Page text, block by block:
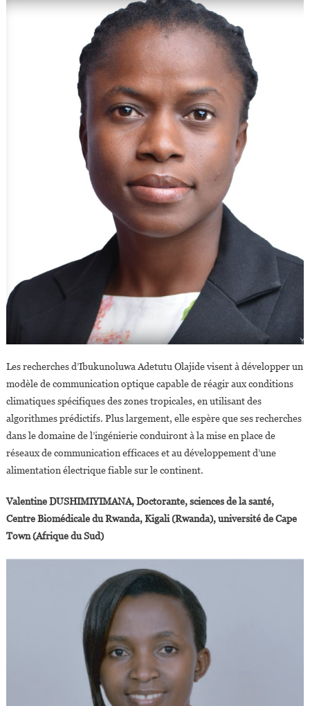
Les recherches d’Ibukunoluwa Adetutu Olajide visent à développer un
modèle de communication optique capable de réagir aux conditions
climatiques spécifiques des zones tropicales, en utilisant des
algorithmes prédictifs. Plus largement, elle espère que ses recherches
dans le domaine de l’ingénierie conduiront à la mise en place de
réseaux de communication efficaces et au développement d’une
alimentation électrique fiable sur le continent.
Valentine DUSHIMIYIMANA, Doctorante, sciences de la santé,
Centre Biomédicale du Rwanda, Kigali (Rwanda), université de Cape
Town (Afrique du Sud)